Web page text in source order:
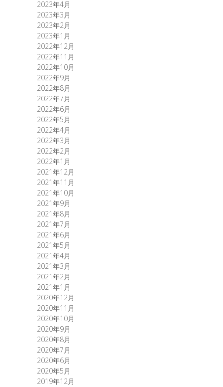
2023年4月
2023年3月
2023年2月
2023年1月
2022年12月
2022年11月
2022年10月
2022年9月
2022年8月
2022年7月
2022年6月
2022年5月
2022年4月
2022年3月
2022年2月
2022年1月
2021年12月
2021年11月
2021年10月
2021年9月
2021年8月
2021年7月
2021年6月
2021年5月
2021年4月
2021年3月
2021年2月
2021年1月
2020年12月
2020年11月
2020年10月
2020年9月
2020年8月
2020年7月
2020年6月
2020年5月
2019年12月